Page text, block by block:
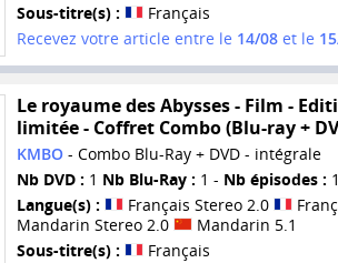
Sous-titre(s) :
Français
Recevez votre article entre le 14/08et le
Le royaume des Abysses - Film -
limitée - Coffret Combo (Blu-ray +
KMBO- Combo Blu-Ray + DVD - intégrale
Nb DVD : 1 Nb Blu-Ray : 1 - Nb épisodes : 1
Langue(s) :
Français Stereo 2.0
Mandarin Stereo 2.0
Mandarin 5.1
Sous-titre(s) :
Français